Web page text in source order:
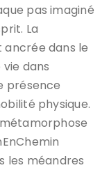
pas imaginé
La
dans le
dans
présence
physique.
les méandres